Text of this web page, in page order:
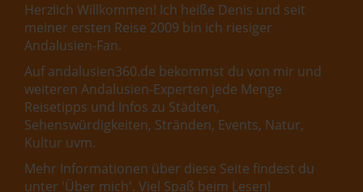
Herzlich Willkommen! Ich heiße Denis und seit
meiner ersten Reise 2009 bin ich riesiger
Andalusien-Fan.
Auf andalusien360.de bekommst du von mir und
weiteren Andalusien-Experten jede Menge
Reisetipps und Infos zu Städten,
Sehenswürdigkeiten, Stränden, Events, Natur,
Kultur uvm.
Mehr Informationen über diese Seite findest du
unter 'Über mich'. Viel Spaß beim Lesen!